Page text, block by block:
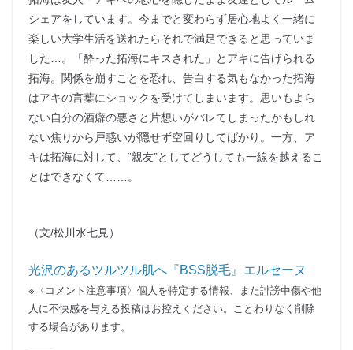
シェアをしています。今までと変わらず居心地よく一緒に
楽しい大学生活を送れたらそれで満足できると思っていま
した…。「酔った拓海にキスされた」とアキに告げられる
拓海。関係を崩すことを恐れ、告白する気もなかった拓海
はアキの言葉にショックを受けてしまいます。思いもよら
ない自分の酒癖の悪さと片想いがバレてしまったかもしれ
ない焦りから戸惑いが隠せず空回りしてばかり。一方、ア
キは拓海に対して、“親友”としてどうしても一線を越えるこ
とはできなくて……。
（文/松川水七見）
光沢のあるツルツル肌へ『BSS脱毛』エルセーヌ
※〈コメント注意事項〉個人を特定する情報、また誹謗中傷や他
人に不快感を与える投稿はお控えください。ことわりなく削除
する場合があります。